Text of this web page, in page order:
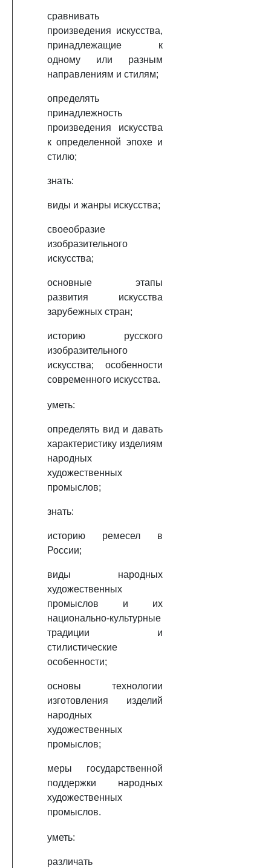
сравнивать
произведения искусства,
принадлежащие к
одному или разным
направлениям и стилям;
определять
принадлежность
произведения искусства
к определенной эпохе и
стилю;
знать:
виды и жанры искусства;
своеобразие
изобразительного
искусства;
основные этапы
развития искусства
зарубежных стран;
историю русского
изобразительного
искусства; особенности
современного искусства.
уметь:
определять вид и давать
характеристику изделиям
народных
художественных
промыслов;
знать:
историю ремесел в
России;
виды народных
художественных
промыслов и их
национально-культурные
традиции и
стилистические
особенности;
основы технологии
изготовления изделий
народных
художественных
промыслов;
меры государственной
поддержки народных
художественных
промыслов.
уметь:
различать